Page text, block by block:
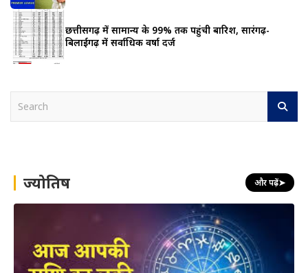
छत्तीसगढ़ में सामान्य के 99% तक पहुंची बारिश, सारंगढ़-
बिलाईगढ़ में सर्वाधिक वर्षा दर्ज
h ज्योतिष और पढ़ें➤